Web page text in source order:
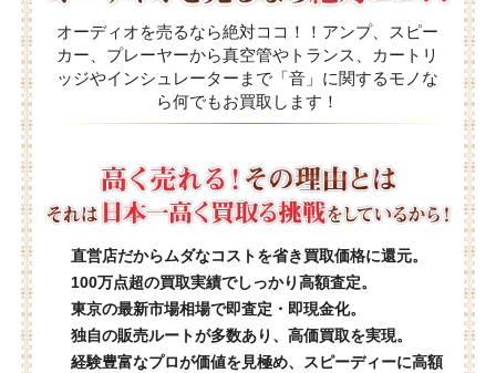
オーディオを売るなら絶対ココ！！アンプ、スピー
カー、プレーヤーから真空管やトランス、カートリ
ッジやインシュレーターまで「音」に関するモノな
ら何でもお買取します！
直営店だからムダなコストを省き買取価格に還元。
100万点超の買取実績でしっかり高額査定。
東京の最新市場相場で即査定・即現金化。
独自の販売ルートが多数あり、高価買取を実現。
経験豊富なプロが価値を見極め、スピーディーに高額